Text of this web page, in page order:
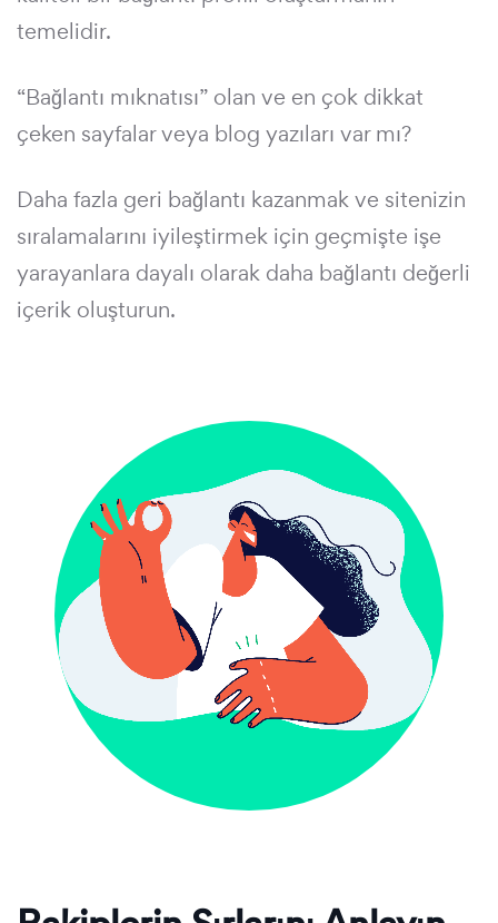
temelidir.
“Bağlantı mıknatısı” olan ve en çok dikkat
çeken sayfalar veya blog yazıları var mı?
Daha fazla geri bağlantı kazanmak ve sitenizin
sıralamalarını iyileştirmek için geçmişte işe
yarayanlara dayalı olarak daha bağlantı değerli
içerik oluşturun.